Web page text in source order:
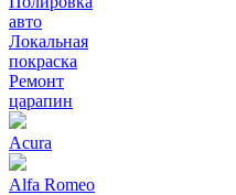
авто
Локальная
покраска
Ремонт
царапин
Acura
Alfa Romeo